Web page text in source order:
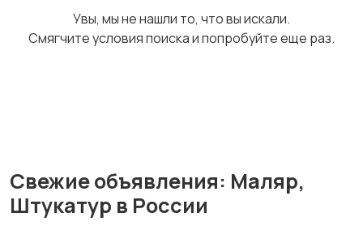
Увы, мы не нашли то, что вы искали.
Смягчите условия поиска и попробуйте еще раз.
Свежие объявления: Маляр,
Штукатур в России